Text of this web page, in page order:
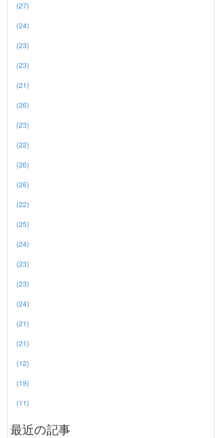
(27)
(24)
(23)
(23)
(21)
(26)
(23)
(22)
(26)
(26)
(22)
(25)
(24)
(23)
(23)
(24)
(21)
(21)
(12)
(19)
(11)
最近の記事